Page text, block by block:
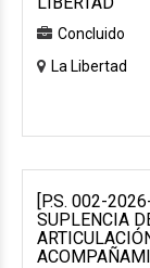
Concluido
La Libertad
[P.S. 002-
SUPLENCIA